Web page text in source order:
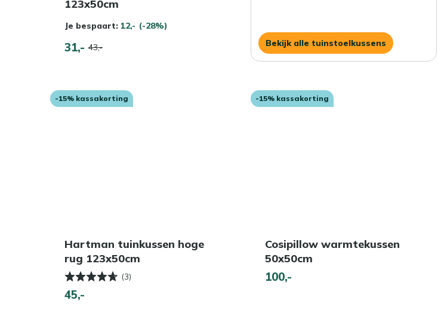
123x50cm
Je bespaart: 12,- (-28%)
31,- 43,- Bekijk alle tuinstoelkussens
-15% kassakorting
Hartman tuinkussen hoge
rug 123x50cm
(3)
45,-
-15% kassakorting
Cosipillow warmtekussen
50x50cm
100,-